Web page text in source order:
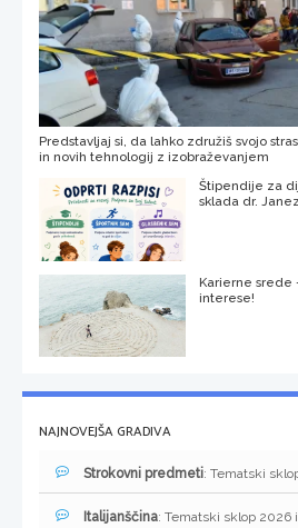
Predstavljaj si, da lahko združiš svojo
in novih tehnologij z izobraževanjem
Štipendije za
sklada dr.
Karierne srede
interese!
NAJNOVEJŠA GRADIVA
Strokovni predmeti: Tematski
Italijanščina: Tematski sklop 2026